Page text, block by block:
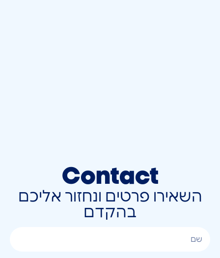
Contact
השאירו פרטים ונחזור אליכם
בהקדם